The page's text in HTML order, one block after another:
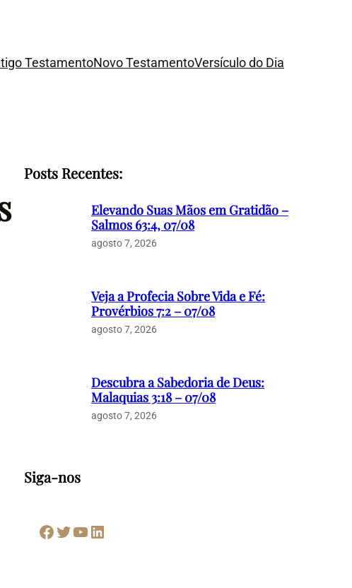
TestamentoNovo TestamentoVersículo do Dia
Posts Recentes:
Elevando Suas Mãos em Gratidão –
Salmos 63:4, 07/08
agosto 7, 2026
Veja a Profecia Sobre Vida e Fé:
Provérbios 7:2 – 07/08
agosto 7, 2026
Descubra a Sabedoria de Deus:
Malaquias 3:18 – 07/08
agosto 7, 2026
Siga-nos
Facebook Twitter Youtube LinkedIn